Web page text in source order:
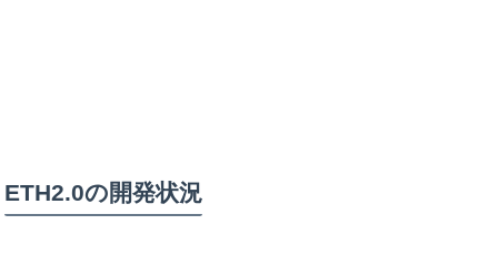
ETH2.0の開発状況